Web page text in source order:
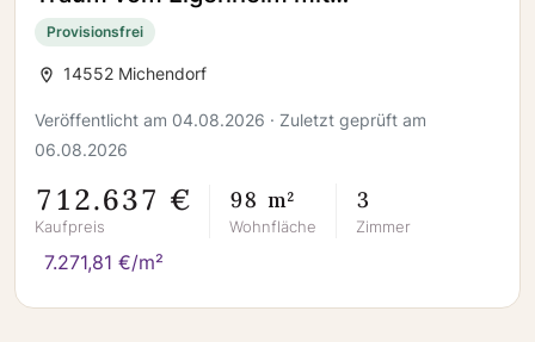
Schwabenhaus
Provisionsfrei
14552 Michendorf
Veröffentlicht am 04.08.2026 · Zuletzt geprüft am
06.08.2026
712.637 €
Kaufpreis
98 m²
Wohnfläche
3
Zimmer
7.271,81 €/m²